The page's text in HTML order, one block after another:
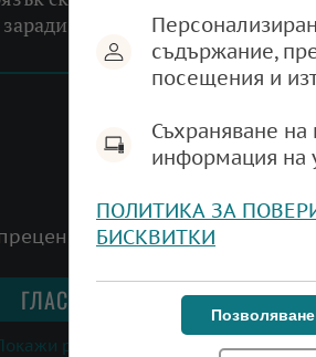
високите цени на
резултати
съдържание,
посещения и
Съхраняване
информация на
ПОЛИТИКА ЗА
БИСКВИТКИ